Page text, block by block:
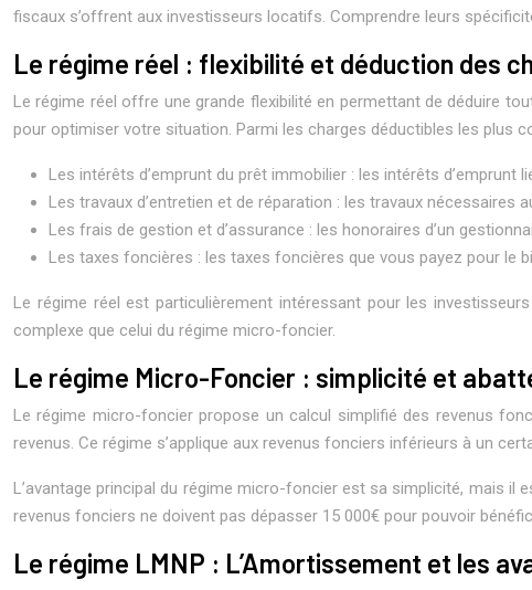
fiscaux s’offrent aux investisseurs locatifs. Comprendre leurs
Le régime réel : flexibilité et déduction des
Le régime réel offre une grande flexibilité en permettant de déduire
pour optimiser votre situation. Parmi les charges déductibles les plus
Les intérêts d’emprunt du prêt immobilier : les intérêts
Les travaux d’entretien et de réparation : les travaux nécessaires
Les frais de gestion et d’assurance : les honoraires d’un
Les taxes foncières : les taxes foncières que vous payez pour le
Le régime réel est particulièrement intéressant pour les
complexe que celui du régime micro-foncier.
Le régime Micro-Foncier : simplicité et
Le régime micro-foncier propose un calcul simplifié des revenus
revenus. Ce régime s’applique aux revenus fonciers inférieurs à un
L’avantage principal du régime micro-foncier est sa simplicité, mais
revenus fonciers ne doivent pas dépasser 15 000€ pour pouvoir
Le régime LMNP : L’Amortissement et les